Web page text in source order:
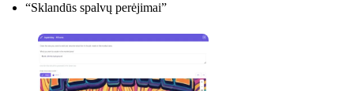
“Sklandūs spalvų perėjimai”